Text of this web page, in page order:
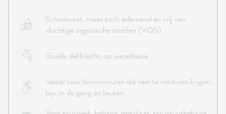
Schrobvast, maar toch ademend en vrij van
vluchtige organische stoffen (VOS)
Goede dekkracht, op waterbasis
Ideaal voor binnenmuren die veel te verduren krijgen,
bijv. in de gang en keuken